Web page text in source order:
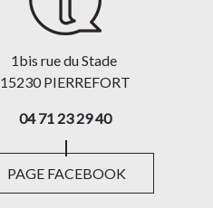
1bis rue du Stade
15230 PIERREFORT
04 71 23 29 40
PAGE FACEBOOK